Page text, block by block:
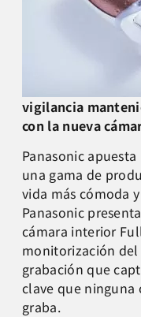
vigilancia
con la nueva
Panasonic
una gama de
vida más cómoda
Panasonic
cámara interior
monitorización
grabación que
clave que ninguna
graba.